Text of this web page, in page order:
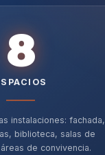
8
instalaciones: fachada,
biblioteca, salas de
de convivencia.